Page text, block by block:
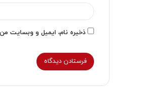
ذخیره نام، ایمیل و وبسایت